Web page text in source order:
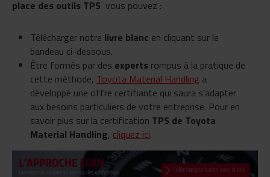
place des outils TPS vous pouvez :
Télécharger notre livre blanc en cliquant sur le
bandeau ci-dessous.
Être formés par des experts rompus à la pratique de
cette méthode, Toyota Material Handling a
développé une offre certifiante qui saura s’adapter
aux besoins particuliers de votre entreprise. Pour en
savoir plus sur la certification TPS de Toyota
Material Handling, cliquez ici.